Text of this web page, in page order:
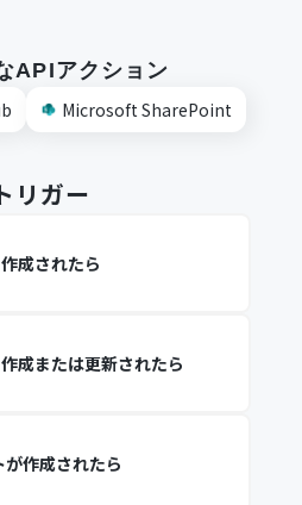
APIアクション
Microsoft SharePoint
リガー
成されたら
成または更新されたら
作成されたら